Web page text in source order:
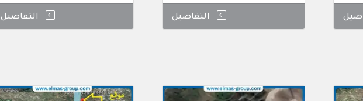
التفاصيل التفاصيل